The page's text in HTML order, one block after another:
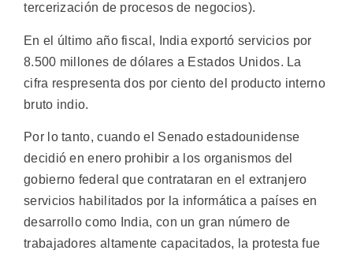
tercerización de procesos de negocios).
En el último año fiscal, India exportó servicios por
8.500 millones de dólares a Estados Unidos. La
cifra respresenta dos por ciento del producto interno
bruto indio.
Por lo tanto, cuando el Senado estadounidense
decidió en enero prohibir a los organismos del
gobierno federal que contrataran en el extranjero
servicios habilitados por la informática a países en
desarrollo como India, con un gran número de
trabajadores altamente capacitados, la protesta fue